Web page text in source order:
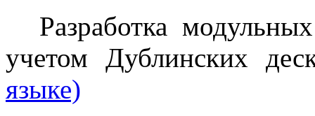
Разработка
учетом Дублинских
языке)